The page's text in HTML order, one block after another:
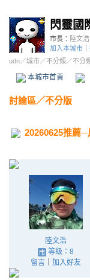
閃靈國
市長： 陸文浩
加入本城市
udn／城市／不分類 ／不分
本城市首頁
討論區／不分版
20260625推薦
陸文浩
等級：8
留言｜ 加入好友